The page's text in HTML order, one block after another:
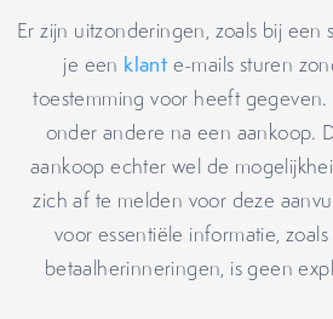
Er zijn uitzonderingen, zoals bij een
je een klant e-mails sturen
toestemming voor heeft
onder andere na een aankoop.
aankoop echter wel de
zich af te melden voor deze
voor essentiële informatie,
betaalherinneringen, is geen